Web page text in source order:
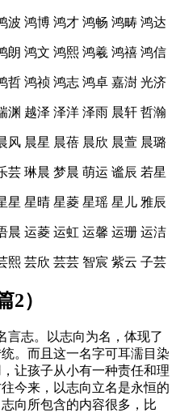
波 鸿博 鸿才 鸿畅 鸿畴 鸿达
朗 鸿文 鸿熙 鸿羲 鸿禧 鸿信
哲 鸿祯 鸿志 鸿卓 嘉澍 光济
渊 越泽 泽洋 泽雨 晨轩 哲瀚
风 晨星 晨蓓 晨欣 晨萱 晨璐
芸 琳晨 梦晨 萌运 谧辰 若星
星 星晴 星菱 星瑶 星儿 雅辰
晨 运菱 运虹 运馨 运珊 运洁
熙 芸欣 芸芸 智宸 紫云 子芸
2）
言志。以志向为名，体现了
。而且这一名字可耳濡目染
让孩子从小有一种责任和理
今来，以志向立名是永恒的
向所包含的内容很多，比